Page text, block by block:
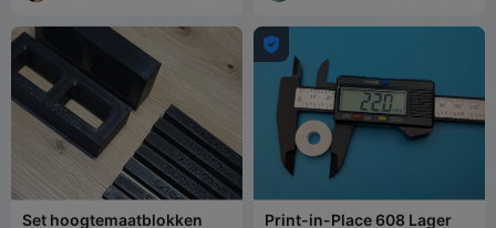
Set hoogtemaatblokken

Print-in-Place 608 Lager